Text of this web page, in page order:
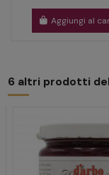
Aggiungi al
6 altri prodotti